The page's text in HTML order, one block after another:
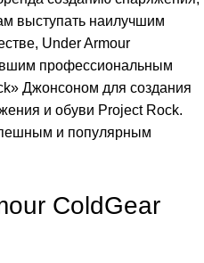
выступать наилучшим
Under Armour
профессиональным
Джонсоном для создания
и обуви Project Rock.
и популярным
ColdGear